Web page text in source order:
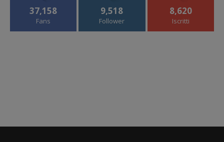
37,158
Fans
9,518
Follower
8,620
Iscritti